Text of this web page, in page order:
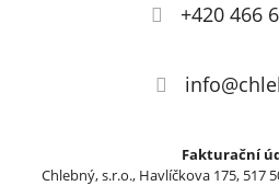
+420 466
Fakturační
Chlebný, s.r.o., Havlíčkova 175, 517